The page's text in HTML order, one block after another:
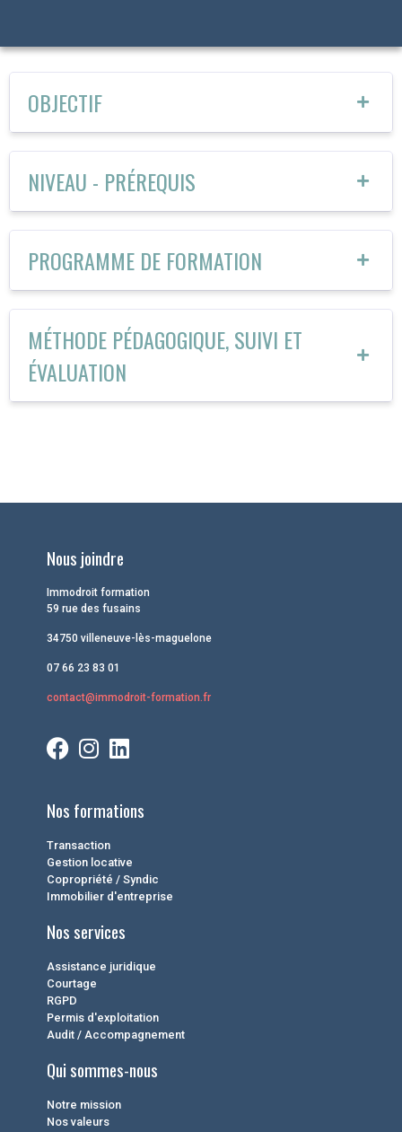
OBJECTIF
NIVEAU - PRÉREQUIS
PROGRAMME DE FORMATION
MÉTHODE PÉDAGOGIQUE, SUIVI ET
ÉVALUATION
Nous joindre
Immodroit formation
59 rue des fusains
34750 villeneuve-lès-maguelone
07 66 23 83 01
contact@immodroit-formation.fr
Nos formations
Transaction
Gestion locative
Copropriété / Syndic
Immobilier d'entreprise
Nos services
Assistance juridique
Courtage
RGPD
Permis d'exploitation
Audit / Accompagnement
Qui sommes-nous
Notre mission
Nos valeurs